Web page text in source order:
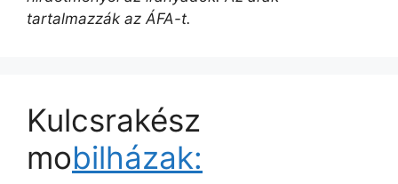
tartalmazzák az ÁFA-t.
Kulcsrakész
mobilházak: